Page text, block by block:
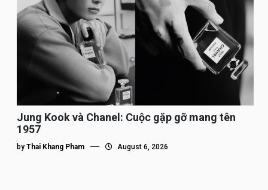
Jung Kook và Chanel: Cuộc gặp gỡ mang tên
1957
by Thai Khang Pham August 6, 2026